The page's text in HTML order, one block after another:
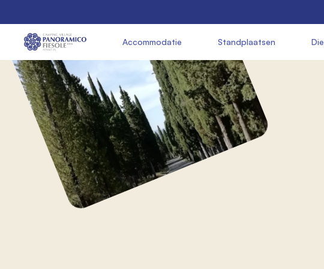
               Accommodatie
               Standplaatsen